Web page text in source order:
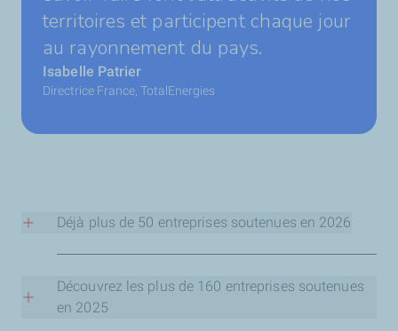
territoires et participent chaque jour
au rayonnement du pays.
Isabelle Patrier
Directrice France, TotalEnergies
Déjà plus de 50 entreprises soutenues en 2026
Auvergne-Rhône-Alpes :
Découvrez les plus de 160 entreprises soutenues
en 2025